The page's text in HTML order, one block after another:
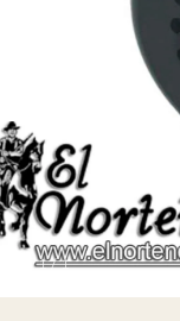
1/1